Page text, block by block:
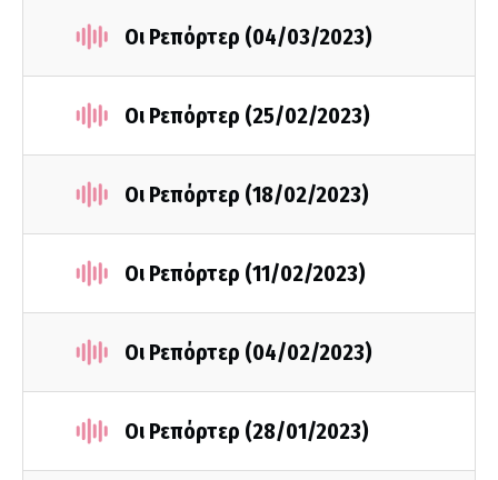
Οι Ρεπόρτερ (04/03/2023)
Οι Ρεπόρτερ (25/02/2023)
Οι Ρεπόρτερ (18/02/2023)
Οι Ρεπόρτερ (11/02/2023)
Οι Ρεπόρτερ (04/02/2023)
Οι Ρεπόρτερ (28/01/2023)